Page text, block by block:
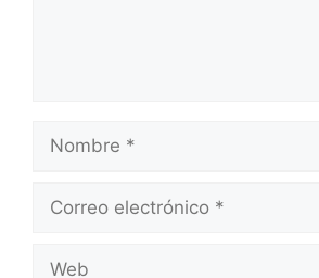
electrónico